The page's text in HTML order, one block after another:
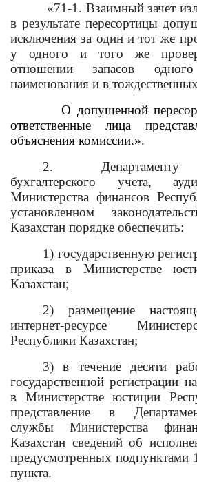
«71-1. Взаимный зачет
в результате пересортицы
исключения за один и тот же
у одного и того же
отношении запасов
наименования и в
О допущенной
ответственные лица
объяснения комиссии.».
2. Департаменту
бухгалтерского учета,
Министерства финансов
установленном
Казахстан порядке обеспечить:
1) государственную
приказа в Министерстве
Казахстан;
2) размещение
интернет-ресурсе
Республики Казахстан;
3) в течение десяти
государственной регистрации
в Министерстве юстиции
представление в
службы Министерства
Казахстан сведений об
предусмотренных подпунктами
пункта.